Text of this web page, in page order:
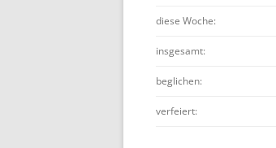
diese Woche:
insgesamt:
beglichen:
verfeiert: